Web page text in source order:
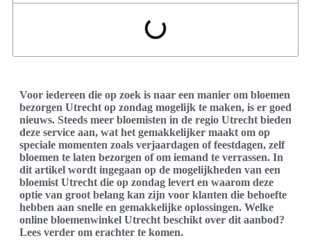
Voor iedereen die op zoek is naar een manier om bloemen
bezorgen Utrecht op zondag mogelijk te maken, is er goed
nieuws. Steeds meer bloemisten in de regio Utrecht bieden
deze service aan, wat het gemakkelijker maakt om op
speciale momenten zoals verjaardagen of feestdagen, zelf
bloemen te laten bezorgen of om iemand te verrassen. In
dit artikel wordt ingegaan op de mogelijkheden van een
bloemist Utrecht die op zondag levert en waarom deze
optie van groot belang kan zijn voor klanten die behoefte
hebben aan snelle en gemakkelijke oplossingen. Welke
online bloemenwinkel Utrecht beschikt over dit aanbod?
Lees verder om erachter te komen.